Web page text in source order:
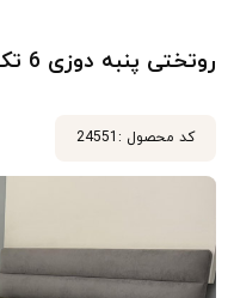
روتختی پنبه دوزی 6 تکه طرح چیچک
کد محصول : 24551